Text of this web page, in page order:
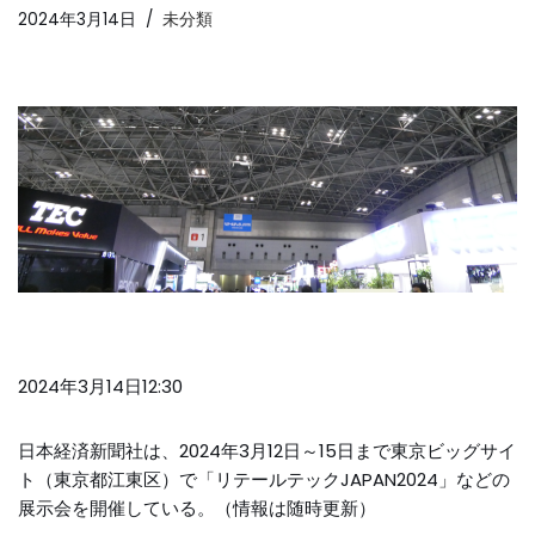
2024年3月14日 未分類
2024年3月14日12:30
日本経済新聞社は、2024年3月12日～15日まで東京ビッグサイ
ト（東京都江東区）で「リテールテックJAPAN2024」などの
展示会を開催している。
（情報は随時更新）